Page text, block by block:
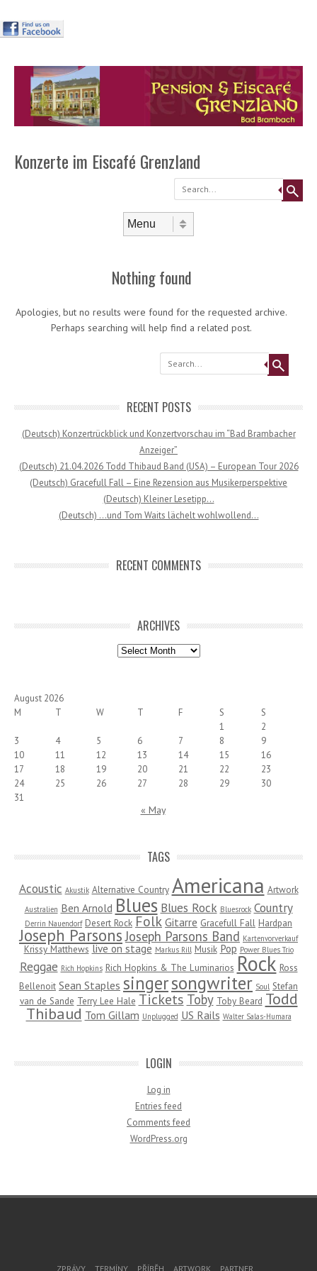
Konzerte im Eiscafé Grenzland
Search
Nothing found
Apologies, but no results were found for the requested archive.
Perhaps searching will help find a related post.
Search
RECENT POSTS
(Deutsch) Konzertrückblick und Konzertvorschau im “Bad Brambacher
Anzeiger”
(Deutsch) 21.04.2026 Todd Thibaud Band (USA) – European Tour 2026
(Deutsch) Gracefull Fall – Eine Rezension aus Musikerperspektive
(Deutsch) Kleiner Lesetipp…
(Deutsch) …und Tom Waits lächelt wohlwollend…
RECENT COMMENTS
ARCHIVES
Archives
August 2026
M
T W T F S
S
1
2
3
4 5 6 7 8
9
10
11 12 13 14 15
16
17
18 19 20 21 22
23
24
25 26 27 28 29
30
31
« May
TAGS
Acoustic Akustik Alternative Country Americana Artwork
Australien Ben Arnold Blues Blues Rock Bluesrock Country
Derrin Nauendorf Desert Rock Folk Gitarre Gracefull Fall Hardpan
Joseph Parsons Joseph Parsons Band Kartenvorverkauf
Krissy Matthews live on stage Markus Rill Musik Pop Power Blues Trio
Reggae Rich Hopkins Rich Hopkins & The Luminarios Rock Ross
Bellenoit Sean Staples singersongwriter Soul Stefan
van de Sande Terry Lee Hale Tickets Toby Toby Beard Todd
Thibaud Tom Gillam Unplugged US Rails Walter Salas-Humara
LOGIN
Log in
Entries feed
Comments feed
WordPress.org
ZPRÁVY TERMÍNY PŘÍBĚH ARTWORK PARTNER